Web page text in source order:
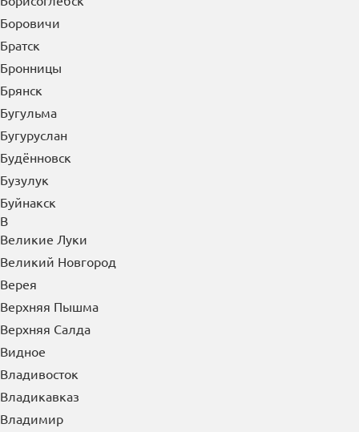
Боровичи
Братск
Бронницы
Брянск
Бугульма
Бугуруслан
Будённовск
Бузулук
Буйнакск
В
Великие Луки
Великий Новгород
Верея
Верхняя Пышма
Верхняя Салда
Видное
Владивосток
Владикавказ
Владимир